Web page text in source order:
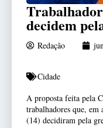
decidem
Redação
Cidade
A proposta feita pela
trabalhadores que, em
(14) decidiram pela